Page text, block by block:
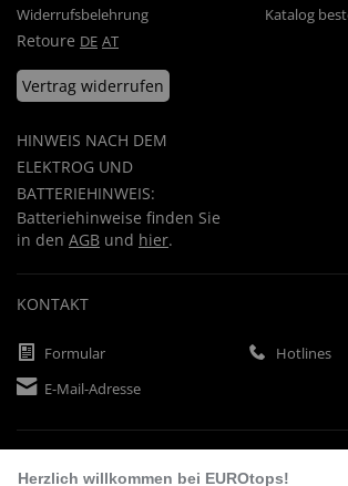
Widerrufsbelehrung
Retoure DE AT
Vertrag widerrufen
HINWEIS NACH DEM
ELEKTROG UND
BATTERIEHINWEIS:
Batteriehinweise finden Sie
in den AGB und hier.
Katalog
KONTAKT
Formular
Hotlines
E-Mail-Adresse
Herzlich willkommen bei EUROtops!